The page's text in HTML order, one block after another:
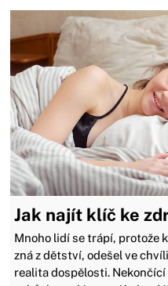
Jak najít klíč ke
Mnoho lidí se trápí, protože
zná z dětství, odešel ve
realita dospělosti.